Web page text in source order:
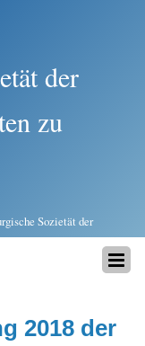
der
zu
Sozietät der
2018 der